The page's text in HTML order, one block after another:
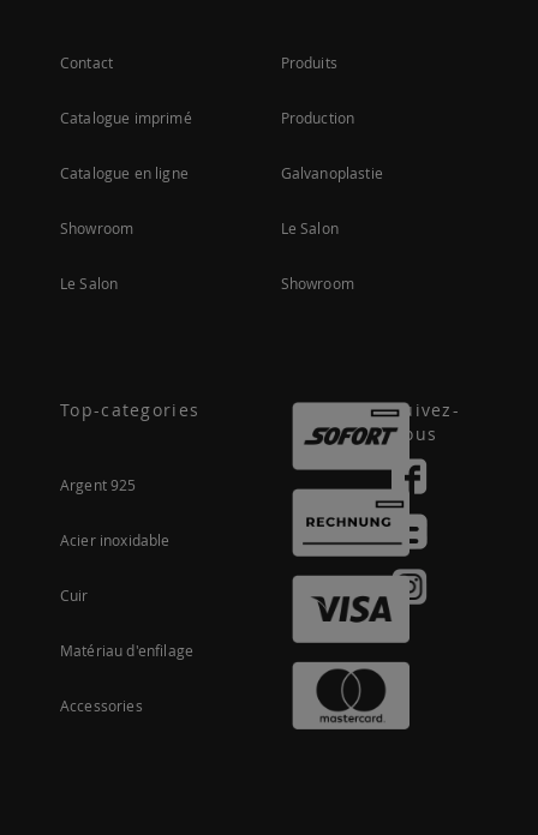
Contact
Catalogue imprimé
Catalogue en ligne
Showroom
Le Salon
Produits
Production
Galvanoplastie
Le Salon
Showroom
Top-categories
Argent 925
Acier inoxidable
Cuir
Matériau d'enfilage
Accessories
Suivez-
nous